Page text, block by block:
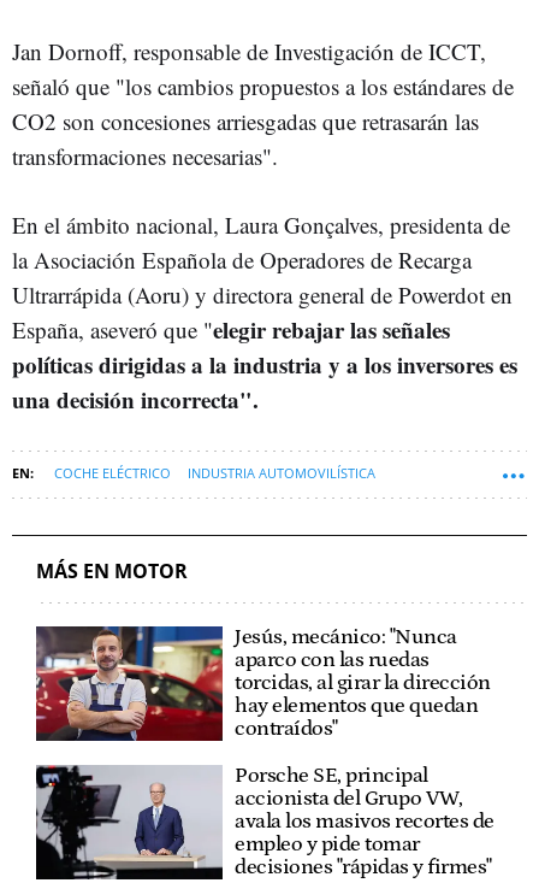
Jan Dornoff, responsable de Investigación de ICCT,
señaló que "los cambios propuestos a los estándares de
CO2 son concesiones arriesgadas que retrasarán las
transformaciones necesarias".
En el ámbito nacional, Laura Gonçalves, presidenta de
la Asociación Española de Operadores de Recarga
Ultrarrápida (Aoru) y directora general de Powerdot en
España, aseveró que "elegir rebajar las señales
políticas dirigidas a la industria y a los inversores es
una decisión incorrecta".
COCHE ELÉCTRICO INDUSTRIA AUTOMOVILÍSTICA
BATERÍAS COCHE ELÉCTRICO
MÁS EN MOTOR
Jesús, mecánico: "Nunca
aparco con las ruedas
torcidas, al girar la dirección
hay elementos que quedan
contraídos"
Porsche SE, principal
accionista del Grupo VW,
avala los masivos recortes de
empleo y pide tomar
decisiones "rápidas y firmes"